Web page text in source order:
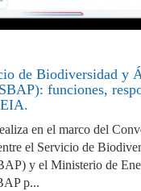
de Biodiversidad y
funciones,
en el marco del
el Servicio de
y el Ministerio de
p...